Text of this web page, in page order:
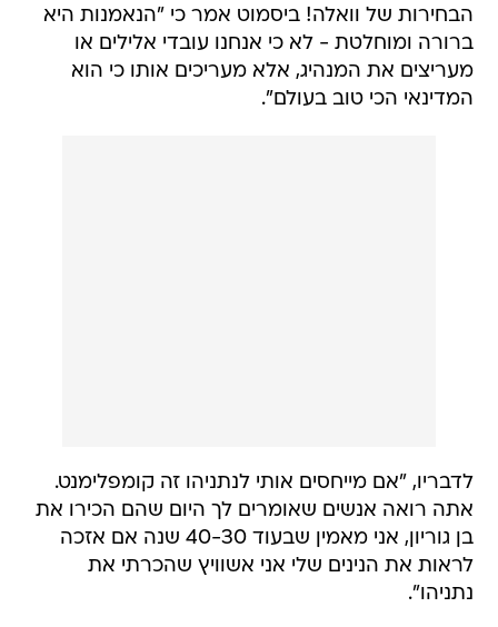
הבחירות של וואלה! ביסמוט אמר כי "הנאמנות היא
ברורה ומוחלטת - לא כי אנחנו עובדי אלילים או
מעריצים את המנהיג, אלא מעריכים אותו כי הוא
המדינאי הכי טוב בעולם".
לדבריו, "אם מייחסים אותי לנתניהו זה קומפלימנט.
אתה רואה אנשים שאומרים לך היום שהם הכירו את
בן גוריון, אני מאמין שבעוד 40-30 שנה אם אזכה
לראות את הנינים שלי אני אשוויץ שהכרתי את
נתניהו".